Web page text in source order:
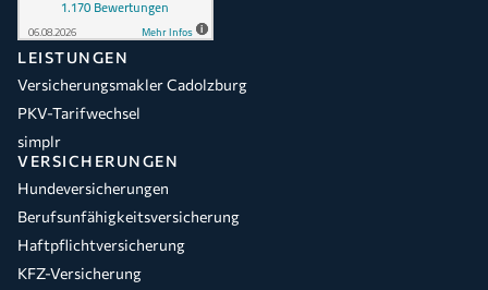
LEISTUNGEN
Versicherungsmakler Cadolzburg
PKV-Tarifwechsel
simplr
VERSICHERUNGEN
Hundeversicherungen
Berufsunfähigkeitsversicherung
Haftpflichtversicherung
KFZ-Versicherung